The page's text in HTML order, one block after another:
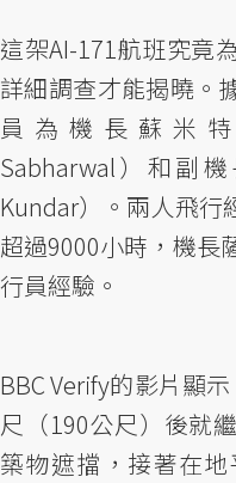
這架AI-171航班究竟
詳細調查才能揭曉。
員為機長蘇米
Sabharwal）和副
Kundar）。兩人飛行
超過9000小時，機長
行員經驗。
BBC Verify的影片顯
尺（190公尺）後就
築物遮擋，接著在